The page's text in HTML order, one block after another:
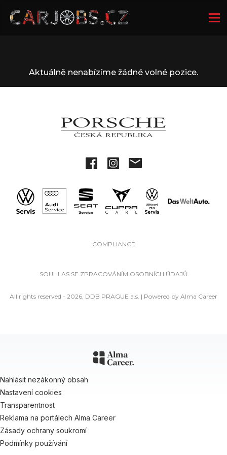
Aktuálně nenabízíme žádné volné pozice.
COMPLIANCE
SOUHLAS SE ZPRACOVÁNÍM OSOBNÍCH ÚDAJŮ
All rights reserved - 2026, DDB PRAGUE a.s. | Powered by Alma Career
Nahlásit nezákonný obsah
Nastavení cookies
Transparentnost
Reklama na portálech Alma Career
Zásady ochrany soukromí
Podmínky používání